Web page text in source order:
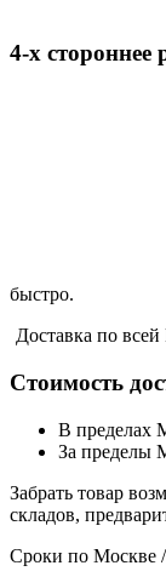
4-х стороннее
быстро.
Доставка по всей
Стоимость
В
За пределы
Забрать товар
складов,
Сроки по Москве